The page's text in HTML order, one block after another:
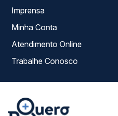
Imprensa
Minha Conta
Atendimento Online
Trabalhe Conosco